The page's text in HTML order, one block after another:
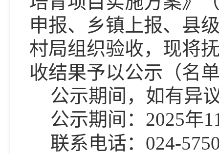
申报、乡镇上报、县
村局组织验收，现将
收结果予以公示（名
公示期间，如有异
公示期间： 2025年
联系电话： 024-